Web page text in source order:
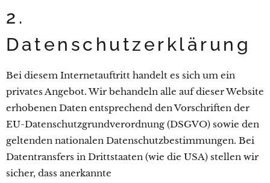
2.
Datenschutzerklärung
Bei diesem Internetauftritt handelt es sich um ein
privates Angebot. Wir behandeln alle auf dieser Website
erhobenen Daten entsprechend den Vorschriften der
EU-Datenschutzgrundverordnung (DSGVO) sowie den
geltenden nationalen Datenschutzbestimmungen. Bei
Datentransfers in Drittstaaten (wie die USA) stellen wir
sicher, dass anerkannte